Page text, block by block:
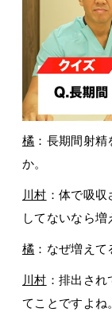
橘 ：長期間射
か。
川村 ：体で吸
してないなら増
橘 ：なぜ増えて
川村 ：排出さ
てことですよね。